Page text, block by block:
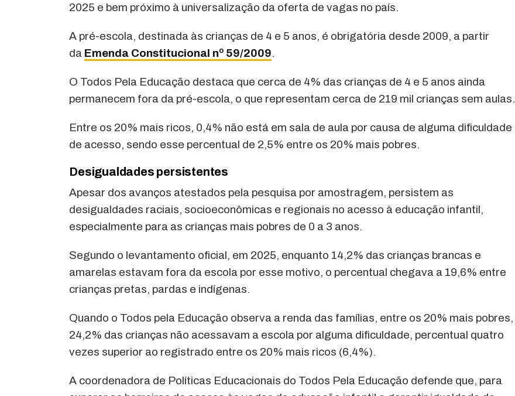
2025 e bem próximo à universalização da oferta de vagas no país.
A pré-escola, destinada às crianças de 4 e 5 anos, é obrigatória desde 2009, a partir
da Emenda Constitucional nº 59/2009.
O Todos Pela Educação destaca que cerca de 4% das crianças de 4 e 5 anos ainda
permanecem fora da pré-escola, o que representam cerca de 219 mil crianças sem aulas.
Entre os 20% mais ricos, 0,4% não está em sala de aula por causa de alguma dificuldade
de acesso, sendo esse percentual de 2,5% entre os 20% mais pobres.
Desigualdades persistentes
Apesar dos avanços atestados pela pesquisa por amostragem, persistem as
desigualdades raciais, socioeconômicas e regionais no acesso à educação infantil,
especialmente para as crianças mais pobres de 0 a 3 anos.
Segundo o levantamento oficial, em 2025, enquanto 14,2% das crianças brancas e
amarelas estavam fora da escola por esse motivo, o percentual chegava a 19,6% entre
crianças pretas, pardas e indígenas.
Quando o Todos pela Educação observa a renda das famílias, entre os 20% mais pobres,
24,2% das crianças não acessavam a escola por alguma dificuldade, percentual quatro
vezes superior ao registrado entre os 20% mais ricos (6,4%).
A coordenadora de Políticas Educacionais do Todos Pela Educação defende que, para